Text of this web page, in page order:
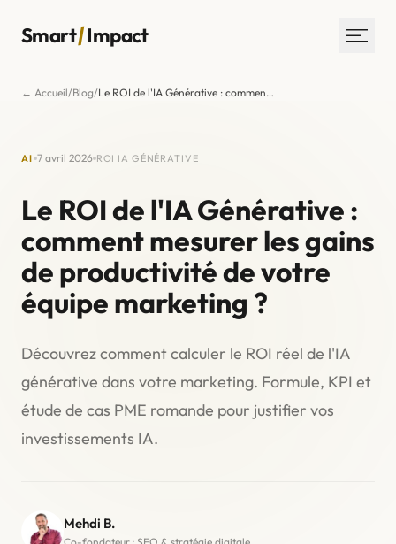
Smart/Impact
L’agence
Contact
30 MIN AVEC UN EXPERT
← Accueil/Blog/ Le ROI de l'IA Générative : comment mesurer les gains de productivité de votre équipe marketing ?
AI 7 avril 2026 ROI IA GÉNÉRATIVE
Le ROI de l'IA Générative :
comment mesurer les gains
de productivité de votre
équipe marketing ?
Découvrez comment calculer le ROI réel de l'IA
générative dans votre marketing. Formule, KPI et
étude de cas PME romande pour justifier vos
investissements IA.
Mehdi B.